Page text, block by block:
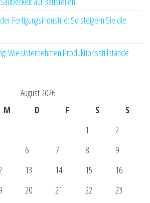
Fertigungsindustrie: So steigern Sie die
Wie Unternehmen Produktionsstillstände
August 2026
M D F S
S
1
2
6 7 8
9
13 14 15
16
20 21 22
23